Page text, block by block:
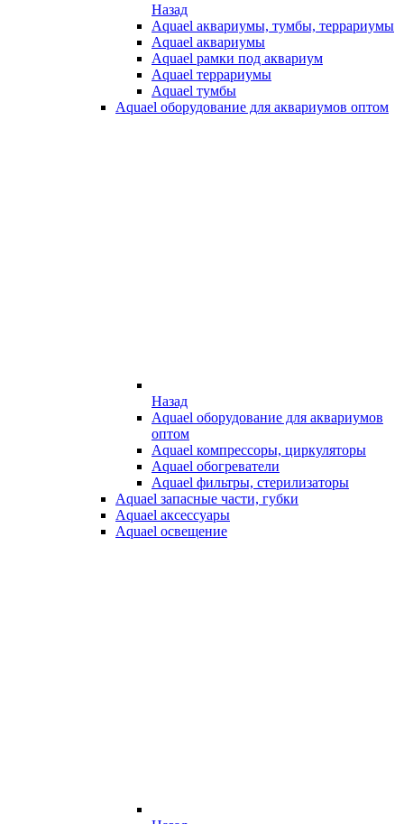
Назад
Aquael аквариумы, тумбы, террариумы
Aquael аквариумы
Aquael рамки под аквариум
Aquael террариумы
Aquael тумбы
Aquael оборудование для аквариумов оптом
Назад
Aquael оборудование для аквариумов
оптом
Aquael компрессоры, циркуляторы
Aquael обогреватели
Aquael фильтры, стерилизаторы
Aquael запасные части, губки
Aquael аксессуары
Aquael освещение